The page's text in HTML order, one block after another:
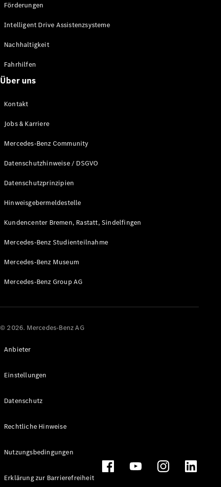
Förderungen
Intelligent Drive Assistenzsysteme
Nachhaltigkeit
Fahrhilfen
Über uns
Kontakt
Jobs & Karriere
Mercedes-Benz Community
Datenschutzhinweise / DSGVO
Datenschutzprinzipien
Hinweisgebermeldestelle
Kundencenter Bremen, Rastatt, Sindelfingen
Mercedes-Benz Studienteilnahme
Mercedes-Benz Museum
Mercedes-Benz Group AG
© 2026. Mercedes-Benz AG
Anbieter
Einstellungen
Datenschutz
Rechtliche Hinweise
Nutzungsbedingungen
Erklärung zur Barrierefreiheit